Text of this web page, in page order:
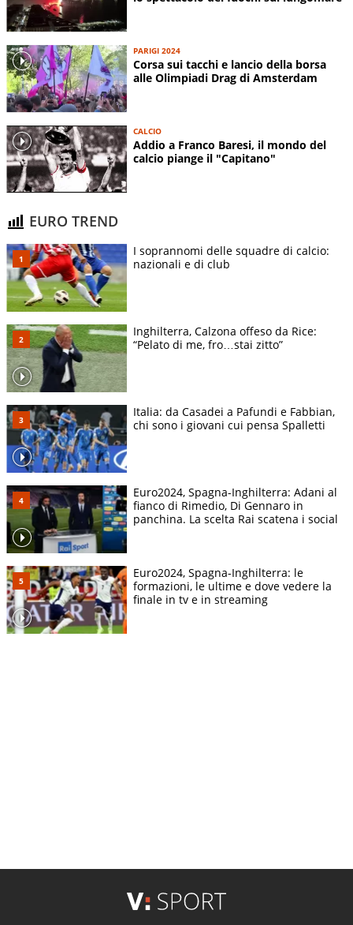
PARIGI 2024
Corsa sui tacchi e lancio della borsa
alle Olimpiadi Drag di Amsterdam
CALCIO
Addio a Franco Baresi, il mondo del
calcio piange il "Capitano"
EURO TREND
I soprannomi delle squadre di calcio:
nazionali e di club
Inghilterra, Calzona offeso da Rice:
“Pelato di me, fro…stai zitto”
Italia: da Casadei a Pafundi e Fabbian,
chi sono i giovani cui pensa Spalletti
Euro2024, Spagna-Inghilterra: Adani al
fianco di Rimedio, Di Gennaro in
panchina. La scelta Rai scatena i social
Euro2024, Spagna-Inghilterra: le
formazioni, le ultime e dove vedere la
finale in tv e in streaming